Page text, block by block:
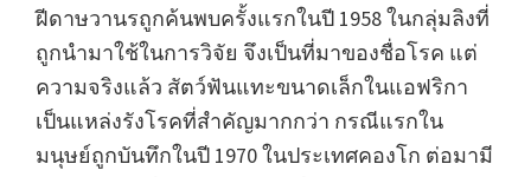
ฝีดาษวานรถูกค้นพบครั้งแรกในปี 1958 ในกลุ่มลิงที่
ถูกนำมาใช้ในการวิจัย จึงเป็นที่มาของชื่อโรค แต่
ความจริงแล้ว สัตว์ฟันแทะขนาดเล็กในแอฟริกา
เป็นแหล่งรังโรคที่สำคัญมากกว่า กรณีแรกใน
มนุษย์ถูกบันทึกในปี 1970 ในประเทศคองโก ต่อมามี